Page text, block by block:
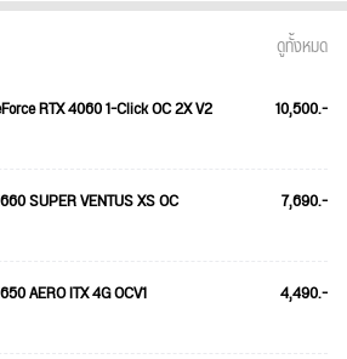
ดูทั้งหมด
RTX 4060 1-Click OC 2X V2 10,500.-
SUPER VENTUS XS OC 7,690.-
AERO ITX 4G OCV1 4,490.-